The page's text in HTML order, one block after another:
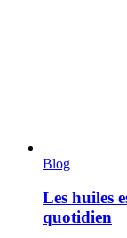
Blog
Les huiles
quotidien